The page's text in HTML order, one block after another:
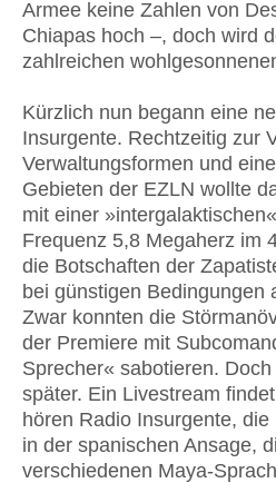
Armee keine Zahlen von
Chiapas hoch –, doch wird
zahlreichen
Kürzlich nun begann eine
Insurgente. Rechtzeitig zur
Verwaltungsformen und
Gebieten der EZLN wollte
mit einer
Frequenz 5,8 Megaherz im
die Botschaften der
bei günstigen Bedingungen
Zwar konnten die
der Premiere mit
Sprecher« sabotieren.
später. Ein Livestream
hören Radio Insurgente,
in der spanischen Ansage,
verschiedenen Maya-